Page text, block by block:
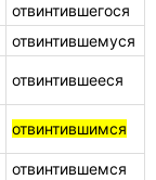
отвинтившегося
отвинтившемуся
отвинтившееся
отвинтившимся
отвинтившемся